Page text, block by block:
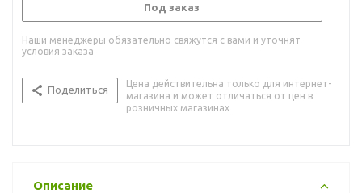
Под заказ
Наши менеджеры обязательно свяжутся с вами и уточнят
условия заказа
Поделиться
Цена действительна только для интернет-
магазина и может отличаться от цен в
розничных магазинах
Описание